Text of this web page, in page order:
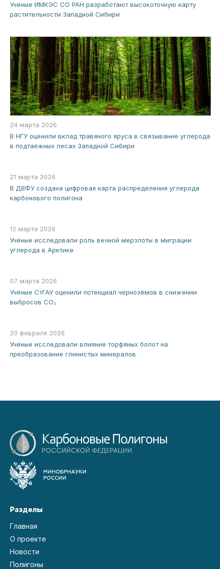
Учёные ИМКЭС СО РАН разработают высокоточную карту
растительности Западной Сибири
24 марта 2026
В НГУ оценили вклад травяного яруса в связывание углерода
в подтаёжных лесах Западной Сибири
21 марта 2026
В ДВФУ создана цифровая карта распределения углерода
карбонового полигона
12 марта 2026
Учёные исследовали роль вечной мерзлоты в миграции
углерода в Арктике
07 марта 2026
Учёные СтГАУ оценили потенциал чернозёмов в снижении
выбросов CO₂
20 февраля 2026
Учёные исследовали влияние торфяных болот на
преобразование глинистых минералов
Разделы
Главная
О проекте
Новости
Полигоны